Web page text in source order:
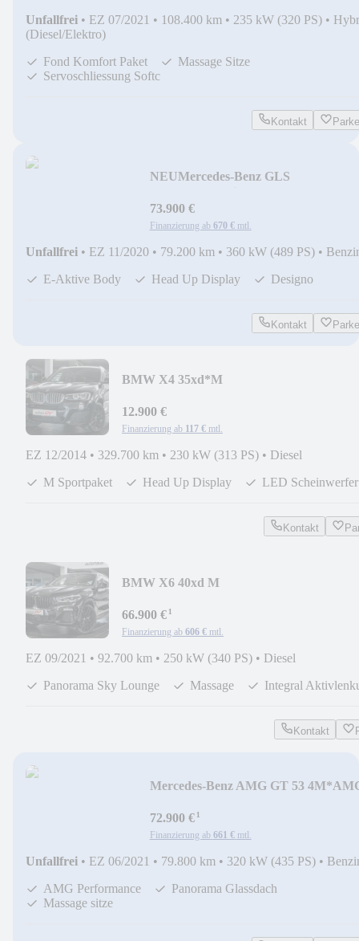
Unfallfrei • EZ 07/2021 • 108.400 km • 235 kW (320 PS) •
(Diesel/Elektro)
Fond Komfort Paket
Massage Sitze
Servoschliessung Softc
Kontakt
NEUMercedes-Benz GLS
Active*HUD*Massage*SD
73.900 €
Finanzierung ab 670 € mtl.
Unfallfrei • EZ 11/2020 • 79.200 km • 360 kW (489 PS) •
E-Aktive Body
Head Up Display Designo
Kontakt
BMW X4 35xd*M
12.900 €
Finanzierung ab 117 € mtl.
EZ 12/2014 • 329.700 km • 230 kW (313 PS) • Diesel
M Sportpaket
Head Up Display LED Scheinwerfer
Kontakt
BMW X6 40xd M
66.900 €¹
Finanzierung ab 606 € mtl.
EZ 09/2021 • 92.700 km • 250 kW (340 PS) • Diesel
Panorama Sky Lounge
Massage Integral
Kontakt
Mercedes-Benz AMG GT 53
72.900 €¹
Finanzierung ab 661 € mtl.
Unfallfrei • EZ 06/2021 • 79.800 km • 320 kW (435 PS) •
AMG Performance
Panorama Glassdach
Massage sitze